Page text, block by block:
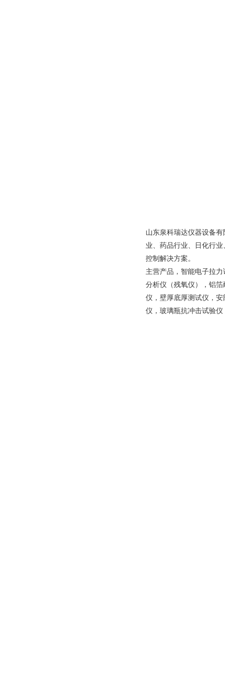
山东泉科瑞达仪器设备
业、药品行业、日化行
控制解决方案。
主营产品，智能电子拉
分析仪（残氧仪），铝
仪，壁厚底厚测试仪，
仪，玻璃瓶抗冲击试验